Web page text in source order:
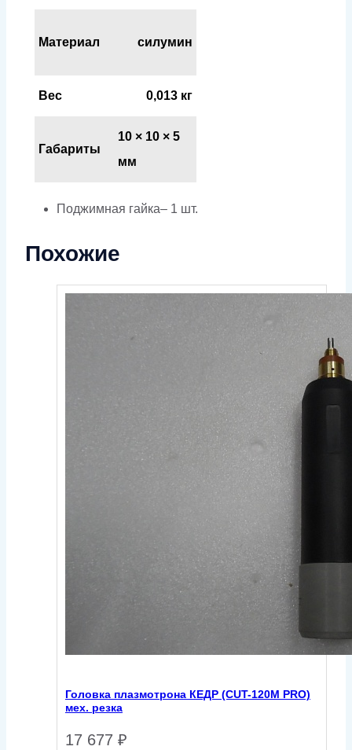
Материал силумин
Вес 0,013 кг
Габариты
10 × 10 × 5
мм
Поджимная гайка– 1 шт.
Похожие
Головка плазмотрона КЕДР (CUT-120M PRO)
мех. резка
17 677 ₽